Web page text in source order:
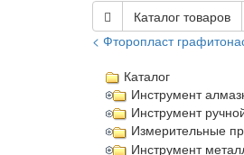
Каталог товаров
< Фторопласт
Каталог
Инструмент
Инструмент
Измерительные
Инструмент